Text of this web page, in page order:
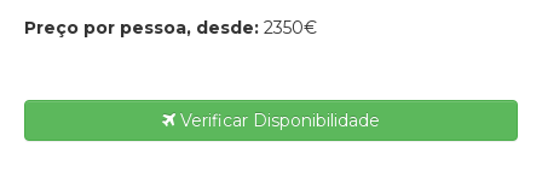
Preço por pessoa, desde: 2350€
Verificar Disponibilidade